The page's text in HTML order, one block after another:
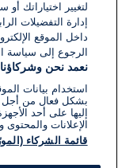
لتغيير اختياراتك
إدارة التفضيلات
داخل الموقع
الرجوع إلى سياسة
نعمد نحن وشركاؤنا
استخدام بيانات
بشكل فعال من أجل
إليها على أحد
الإعلانات
قائمة الشركاء